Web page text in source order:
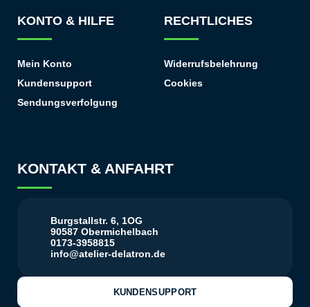
KONTO & HILFE
Mein Konto
Kundensupport
Sendungsverfolgung
RECHTLICHES
Widerrufsbelehrung
Cookies
KONTAKT & ANFAHRT
Burgstallstr. 6, 1OG
90587 Obermichelbach
0173-3958815
info@atelier-delatron.de
KUNDENSUPPORT